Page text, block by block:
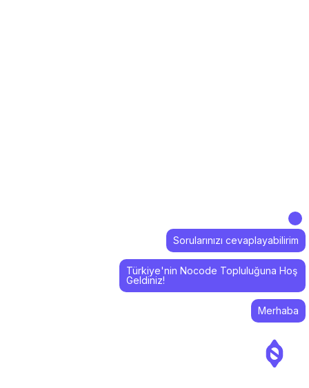
Merhaba
Türkiye'nin Nocode Topluluğuna Hoş
Geldiniz!
Sorularınızı cevaplayabilirim